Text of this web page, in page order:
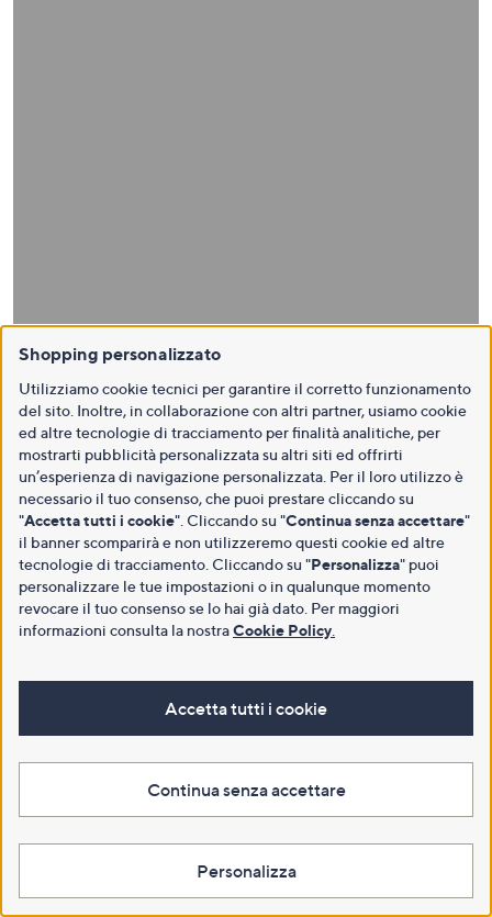
Shopping personalizzato
Utilizziamo cookie tecnici per garantire il corretto funzionamento
del sito. Inoltre, in collaborazione con altri partner, usiamo cookie
ed altre tecnologie di tracciamento per finalità analitiche, per
mostrarti pubblicità personalizzata su altri siti ed offrirti
un’esperienza di navigazione personalizzata. Per il loro utilizzo è
necessario il tuo consenso, che puoi prestare cliccando su
"Accetta tutti i cookie". Cliccando su "Continua senza accettare"
il banner scomparirà e non utilizzeremo questi cookie ed altre
tecnologie di tracciamento. Cliccando su "Personalizza" puoi
personalizzare le tue impostazioni o in qualunque momento
revocare il tuo consenso se lo hai già dato. Per maggiori
informazioni consulta la nostraCookie Policy
Accetta tutti i cookie
Continua senza accettare
Personalizza